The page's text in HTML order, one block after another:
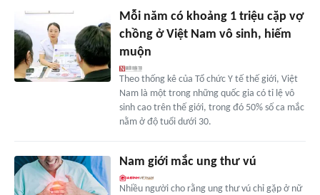
Mỗi năm có khoảng 1 triệu cặp vợ
chồng ở Việt Nam vô sinh, hiếm
muộn
Theo thống kê của Tổ chức Y tế thế giới, Việt
Nam là một trong những quốc gia có tỉ lệ vô
sinh cao trên thế giới, trong đó 50% số ca mắc
nằm ở độ tuổi dưới 30.
Nam giới mắc ung thư vú
Nhiều người cho rằng ung thư vú chỉ gặp ở nữ